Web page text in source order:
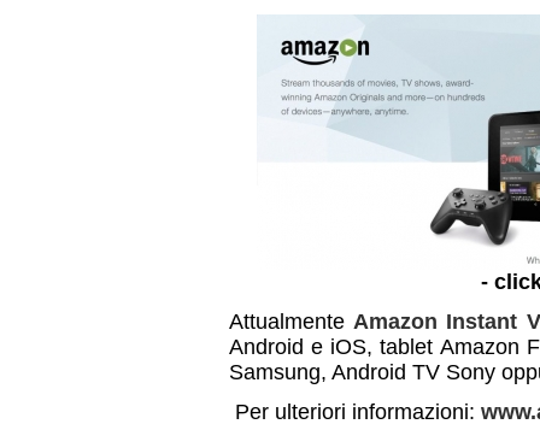
-
Attualmente Amazon Instant
Android e iOS, tablet Amazon
Samsung, Android TV Sony
Per ulteriori informazioni: